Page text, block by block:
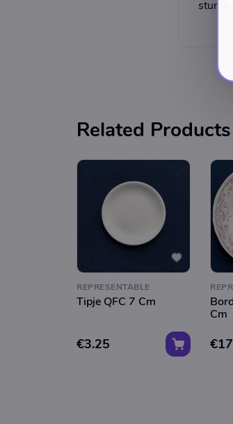
sturen
Related Products
REPRESENTABLE
Tipje QFC 7 Cm
€3.25
Cm